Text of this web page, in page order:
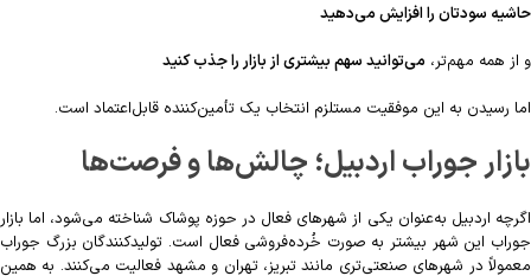
حاشیه سودتان را افزایش می‌دهید
و از همه مهم‌تر، می‌توانید سهم بیشتری از بازار را جذب کنید
اما رسیدن به این موفقیت مستلزم انتخاب یک تأمین‌کننده قابل‌اعتماد است.
بازار جوراب اردبیل؛ چالش‌ها و فرصت‌ها
اگرچه اردبیل به‌عنوان یکی از شهرهای فعال در حوزه پوشاک شناخته می‌شود، اما بازار
جوراب این شهر بیشتر به صورت خُرده‌فروشی فعال است. تولیدکنندگان بزرگ جوراب
معمولاً در شهرهای صنعتی‌تری مانند تبریز، تهران و مشهد فعالیت می‌کنند. به همین